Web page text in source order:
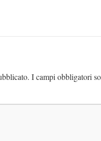
I campi obbligatori